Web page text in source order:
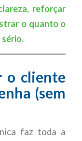
reforçar
o quanto o
o cliente
(sem
faz toda a